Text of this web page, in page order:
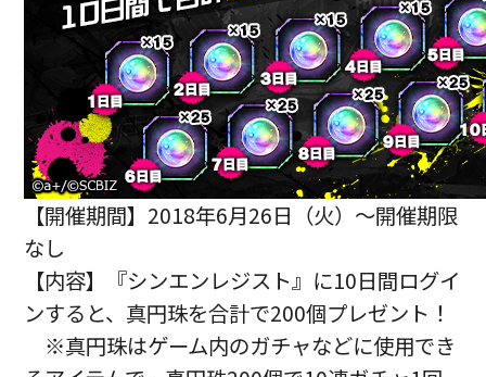
【開催期間】2018年6月26日（火）～開催期限
なし
【内容】『シンエンレジスト』に10日間ログイ
ンすると、真円珠を合計で200個プレゼント！
※真円珠はゲーム内のガチャなどに使用でき